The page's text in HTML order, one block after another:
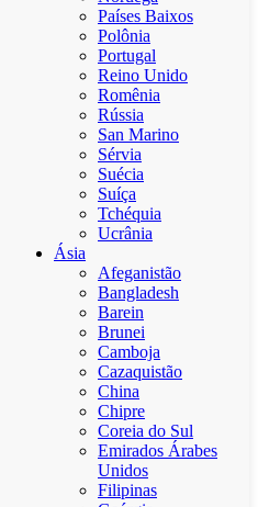
Países Baixos
Polônia
Portugal
Reino Unido
Romênia
Rússia
San Marino
Sérvia
Suécia
Suíça
Tchéquia
Ucrânia
Ásia
Afeganistão
Bangladesh
Barein
Brunei
Camboja
Cazaquistão
China
Chipre
Coreia do Sul
Emirados Árabes
Unidos
Filipinas